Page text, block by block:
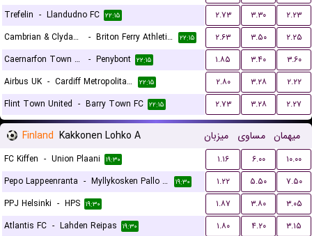
Trefelin - Llandudno FC ۲۲:۱۵ ۲.۷۳ ۳.۳۰
۲.۲۳
Cambrian & Clydach
- Briton Ferry Athletic FC ۲۲:۱۵ ۲.۶۳ ۳.۵۰
۲.۲۵
Caernarfon Town FC
- Penybont ۲۲:۱۵ ۱.۸۵ ۳.۴۰
۳.۶۰
Airbus UK - Cardiff Metropolitan University F.C. ۲۲:۱۵ ۲.۸۰ ۳.۲۸
۲.۲۲
Flint Town United - Barry Town FC ۲۲:۱۵ ۲.۷۳ ۳.۲۸ ۲.۲۷
Finland Kakkonen Lohko A میزبان مساوی میهمان
FC Kiffen - Union Plaani ۱۹:۳۰ ۱.۱۶ ۶.۰۰
۱۰.۰۰
Pepo Lappeenranta - Myllykosken Pallo -47 ۱۹:۳۰ ۱.۲۲ ۵.۵۰
۷.۵۰
PPJ Helsinki - HPS ۱۹:۳۰ ۱.۸۷ ۳.۸۰
۳.۰۵
Atlantis FC - Lahden Reipas ۱۹:۳۰ ۱.۸۰ ۴.۲۰ ۳.۱۵